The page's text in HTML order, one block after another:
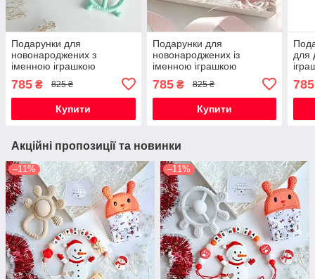
Подарунки для
новонароджених з
іменною іграшкою
виписку, хрестини, півроку,
для хлопчика.
785 ₴ 825 ₴
Купити
Подарунки для
новонароджених із
іменною іграшкою
виписку, хрестини, півроку,
для дівчинки
785₴ 825 ₴
Купити
для
785
Акційні пропозиції та новинки
–11% –11%